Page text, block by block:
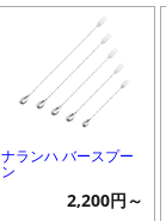
ナランハ バースプー
ン
2,200円～